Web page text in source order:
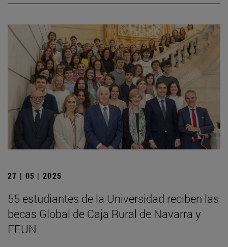
27 | 05 | 2025
55 estudiantes de la Universidad reciben las
becas Global de Caja Rural de Navarra y
FEUN